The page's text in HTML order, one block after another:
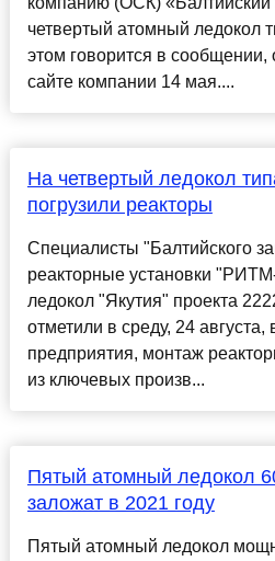
четвертый атомный ледокол
этом говорится в сообщении,
сайте компании 14 мая....
На четвертый ледокол
погрузили реакторы
Специалисты "Балтийского
реакторные установки
ледокол "Якутия" проекта
отметили в среду, 24 августа,
предприятия, монтаж
из ключевых произв...
Пятый атомный ледокол
заложат в 2021 году
Пятый атомный ледокол